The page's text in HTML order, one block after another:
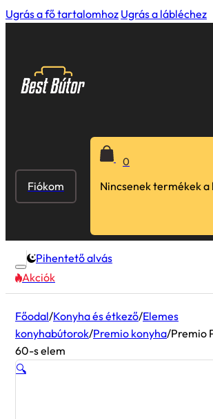
Ugrás a fő tartalomhoz Ugrás a lábléchez
Fiókom
0
Nincsenek termékek a
Pihentető alvás
Akciók
Főodal/Konyha és étkező/Elemes
konyhabútorok/Premio konyha/Premio
60-s elem
🔍